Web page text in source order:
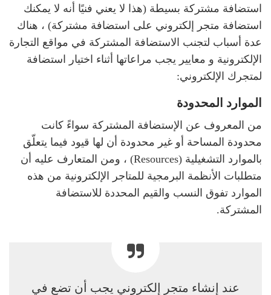
استضافة مشتركة بسيطة (هذا لا يعني فنيًا أنه لا يمكنك
استضافة متجر إلكتروني على استضافة مشتركة) ، هناك
عدة أسباب لتجنب الاستضافة المشتركة في مواقع التجارة
الإلكترونية و معايير يجب مراعاتها أثناء اختيار استضافة
لمتجرك الإلكتروني:
الموارد المحدودة
من المعروف عن الإستضافة المشتركة سواءً كانت
محدودة المساحة أو غير محدودة أن لها قيود فيما يتعلّق
بالموارد التشغيلية (Resources) ، ومن المتعارف عليه أن
متطلبات الأنظمة البرمجية للمتاجر الإلكترونية من هذه
الموارد تفوق النسب والقيم المحددة للاستضافة
المشتركة.
عند إنشاء متجر إلكتروني يجب أن تضع في